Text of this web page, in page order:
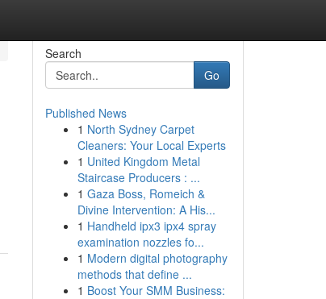
Search
Go
Published News
1 North Sydney Carpet
Cleaners: Your Local Experts
1 United Kingdom Metal
Staircase Producers : ...
1 Gaza Boss, Romeich &
Divine Intervention: A His...
1 Handheld ipx3 ipx4 spray
examination nozzles fo...
1 Modern digital photography
methods that define ...
1 Boost Your SMM Business: